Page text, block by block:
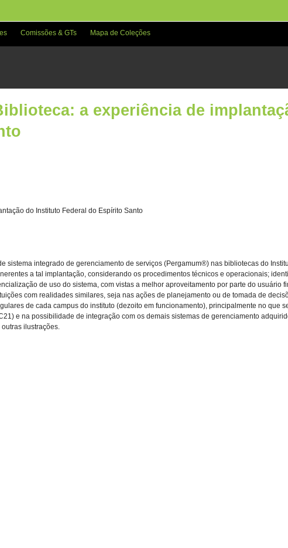
Comissões & GTs Mapa de Coleções
a experiência de
do Instituto Federal do Espírito Santo
sistema integrado de gerenciamento de serviços (Pergamum®) nas bibliotecas do
a tal implantação, considerando os procedimentos técnicos e operacionais;
de uso do sistema, com vistas a melhor aproveitamento por parte do usuário
com realidades similares, seja nas ações de planejamento ou de tomada de
de cada campus do instituto (dezoito em funcionamento), principalmente no que
e na possibilidade de integração com os demais sistemas de gerenciamento
ilustrações.